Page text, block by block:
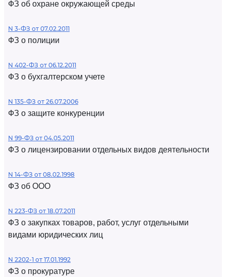
ФЗ об охране окружающей среды
N 3-ФЗ от 07.02.2011
ФЗ о полиции
N 402-ФЗ от 06.12.2011
ФЗ о бухгалтерском учете
N 135-ФЗ от 26.07.2006
ФЗ о защите конкуренции
N 99-ФЗ от 04.05.2011
ФЗ о лицензировании отдельных видов деятельности
N 14-ФЗ от 08.02.1998
ФЗ об ООО
N 223-ФЗ от 18.07.2011
ФЗ о закупках товаров, работ, услуг отдельными
видами юридических лиц
N 2202-1 от 17.01.1992
ФЗ о прокуратуре